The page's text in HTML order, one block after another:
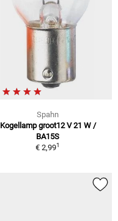
Spahn
Kogellamp groot12 V 21 W /
BA15S
€ 2,991